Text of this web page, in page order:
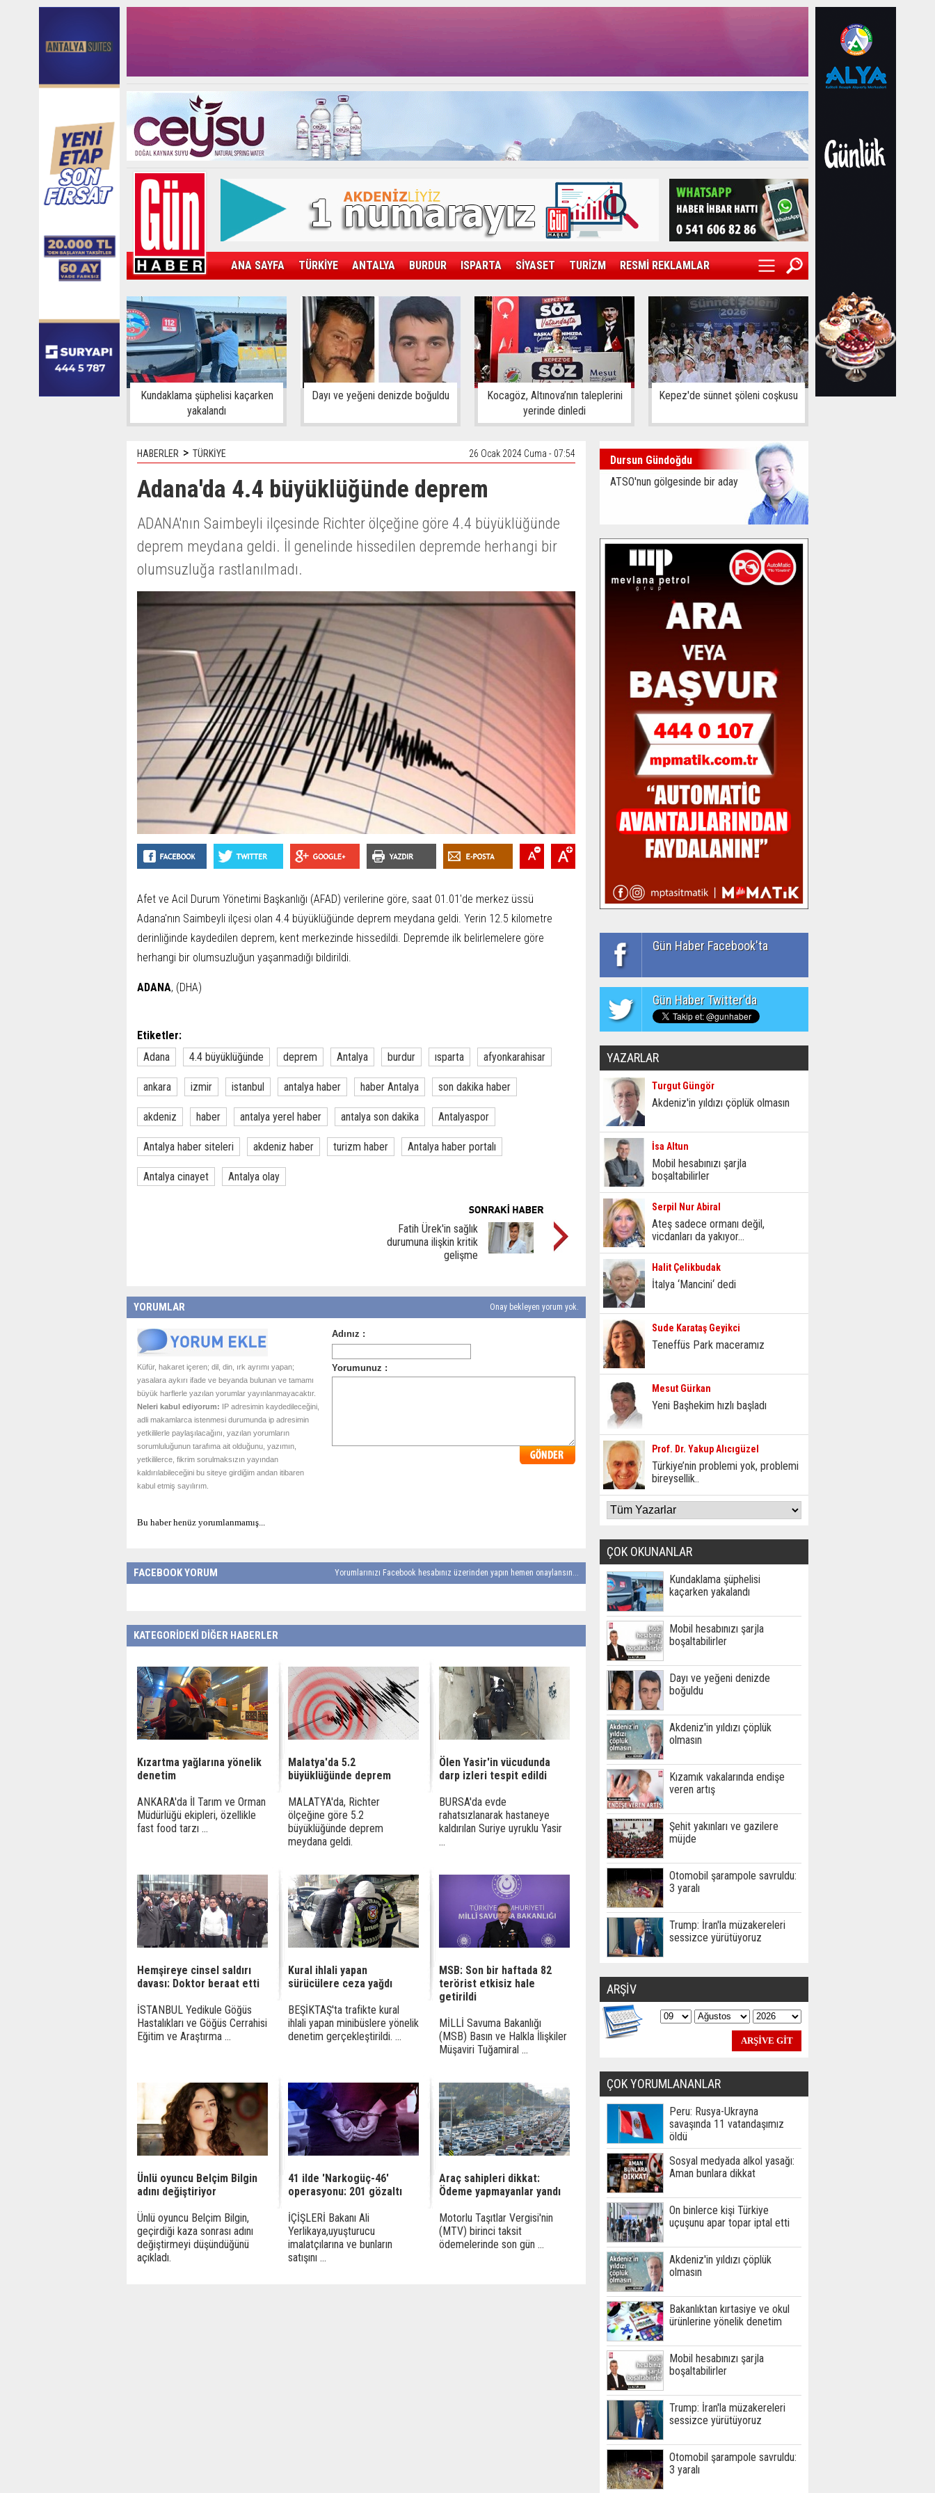
ANA SAYFA TÜRKİYE ANTALYA BURDUR ISPARTA SİYASET TURİZM RESMİ REKLAMLAR
KAMPÜS SPOR GÜN'ÜN ÜRÜNÜ SAĞLIK EKONOMİ DÜNYA
Kundaklama şüphelisi kaçarken
yakalandı
Dayı ve yeğeni denizde boğuldu
Kocagöz, Altınova’nın taleplerini
yerinde dinledi
Kepez'de sünnet şöleni coşkusu
HABERLER > TÜRKİYE 26 Ocak 2024 Cuma - 07:54
Adana'da 4.4 büyüklüğünde deprem
ADANA'nın Saimbeyli ilçesinde Richter ölçeğine göre 4.4 büyüklüğünde
deprem meydana geldi. İl genelinde hissedilen depremde herhangi bir
olumsuzluğa rastlanılmadı.
Afet ve Acil Durum Yönetimi Başkanlığı (AFAD) verilerine göre, saat 01.01'de merkez üssü
Adana'nın Saimbeyli ilçesi olan 4.4 büyüklüğünde deprem meydana geldi. Yerin 12.5 kilometre
derinliğinde kaydedilen deprem, kent merkezinde hissedildi. Depremde ilk belirlemelere göre
herhangi bir olumsuzluğun yaşanmadığı bildirildi.
ADANA, (DHA)
Etiketler:
Adana
4.4 büyüklüğünde deprem Antalya burdur ısparta afyonkarahisar
ankara izmir istanbul antalya haber haber Antalya son dakika haber
akdeniz haber antalya yerel haber antalya son dakika Antalyaspor
Antalya haber siteleri akdeniz haber turizm haber Antalya haber portalı
Antalya cinayet Antalya olay
Fatih Ürek'in sağlık
durumuna ilişkin kritik
gelişme
YORUMLAR Onay bekleyen yorum yok.
Küfür, hakaret içeren; dil, din, ırk ayrımı yapan;
yasalara aykırı ifade ve beyanda bulunan ve tamamı
büyük harflerle yazılan yorumlar yayınlanmayacaktır.
Neleri kabul ediyorum: IP adresimin kaydedileceğini,
adli makamlarca istenmesi durumunda ip adresimin
yetkililerle paylaşılacağını, yazılan yorumların
sorumluluğunun tarafıma ait olduğunu, yazımın,
yetkililerce, fikrim sorulmaksızın yayından
kaldırılabileceğini bu siteye girdiğim andan itibaren
kabul etmiş sayılırım.
Bu haber henüz yorumlanmamış...
FACEBOOK YORUM Yorumlarınızı Facebook hesabınız üzerinden yapın hemen onaylansın...
KATEGORİDEKİ DİĞER HABERLER
Kızartma yağlarına yönelik
denetim
ANKARA'da İl Tarım ve Orman
Müdürlüğü ekipleri, özellikle
fast food tarzı ...
Malatya'da 5.2
büyüklüğünde deprem
MALATYA'da, Richter
ölçeğine göre 5.2
büyüklüğünde deprem
meydana geldi.
Ölen Yasir'in vücudunda
darp izleri tespit edildi
BURSA'da evde
rahatsızlanarak hastaneye
kaldırılan Suriye uyruklu Yasir
...
Hemşireye cinsel saldırı
davası: Doktor beraat etti
İSTANBUL Yedikule Göğüs
Hastalıkları ve Göğüs Cerrahisi
Eğitim ve Araştırma ...
Kural ihlali yapan
sürücülere ceza yağdı
BEŞİKTAŞ'ta trafikte kural
ihlali yapan minibüslere yönelik
denetim gerçekleştirildi. ...
MSB: Son bir haftada 82
terörist etkisiz hale
getirildi
MİLLİ Savuma Bakanlığı
(MSB) Basın ve Halkla İlişkiler
Müşaviri Tuğamiral ...
Ünlü oyuncu Belçim Bilgin
adını değiştiriyor
Ünlü oyuncu Belçim Bilgin,
geçirdiği kaza sonrası adını
değiştirmeyi düşündüğünü
açıkladı.
41 ilde 'Narkogüç-46'
operasyonu: 201 gözaltı
İÇİŞLERİ Bakanı Ali
Yerlikaya,uyuşturucu
imalatçılarına ve bunların
satışını ...
Araç sahipleri dikkat:
Ödeme yapmayanlar yandı
Motorlu Taşıtlar Vergisi'nin
(MTV) birinci taksit
ödemelerinde son gün ...
Dursun Gündoğdu
ATSO'nun gölgesinde bir aday
Gün Haber Facebook'ta
Gün Haber Twitter'da
YAZARLAR
Turgut Güngör
Akdeniz'in yıldızı çöplük olmasın
İsa Altun
Mobil hesabınızı şarjla
boşaltabilirler
Serpil Nur Abiral
Ateş sadece ormanı değil,
vicdanları da yakıyor...
Halit Çelikbudak
İtalya ‘Mancini‘ dedi
Sude Karataş Geyikci
Teneffüs Park maceramız
Mesut Gürkan
Yeni Başhekim hızlı başladı
Prof. Dr. Yakup Alıcıgüzel
Türkiye’nin problemi yok, problemi
bireysellik..
ÇOK OKUNANLAR
Kundaklama şüphelisi
kaçarken yakalandı
Mobil hesabınızı şarjla
boşaltabilirler
Dayı ve yeğeni denizde
boğuldu
Akdeniz'in yıldızı çöplük
olmasın
Kızamık vakalarında endişe
veren artış
Şehit yakınları ve gazilere
müjde
Otomobil şarampole savruldu:
3 yaralı
Trump: İran'la müzakereleri
sessizce yürütüyoruz
ARŞİV
ÇOK YORUMLANANLAR
Peru: Rusya-Ukrayna
savaşında 11 vatandaşımız
öldü
Sosyal medyada alkol yasağı:
Aman bunlara dikkat
On binlerce kişi Türkiye
uçuşunu apar topar iptal etti
Akdeniz'in yıldızı çöplük
olmasın
Bakanlıktan kırtasiye ve okul
ürünlerine yönelik denetim
Mobil hesabınızı şarjla
boşaltabilirler
Trump: İran'la müzakereleri
sessizce yürütüyoruz
Otomobil şarampole savruldu:
3 yaralı